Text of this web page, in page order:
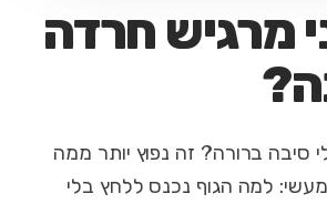
מרגיש חרדה
סיבה ברורה? זה נפוץ יותר ממה
למה הגוף נכנס ללחץ בלי